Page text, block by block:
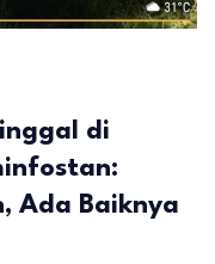
di
Ada Baiknya